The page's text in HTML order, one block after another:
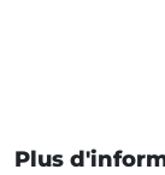
Plus